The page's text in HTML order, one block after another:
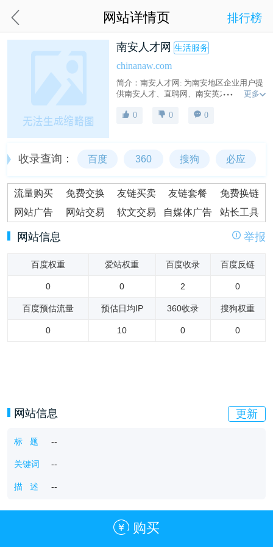
网站详情页 排行榜
南安人才网 生活服务
chinanaw.com
简介：南安人才网: 为南安地区企业用户提
供南安人才、直聘网、南安英才、南安兼
同时南安人才网帮助南安人才提供就业..
更多
0 0 0
收录查询： 百度 360 搜狗 必应
流量购买 免费交换 友链买卖 友链套餐
免费换链
网站广告
网站交易 软文交易 自媒体广告 站长工具
网站信息 举报
百度权重 爱站权重 百度收录 百度反链
0 0 2 0
百度预估流量 预估日均IP 360收录 搜狗权重
0 10 0 0
网站信息 更新
标 题 --
关键词 --
描 述 --
购买